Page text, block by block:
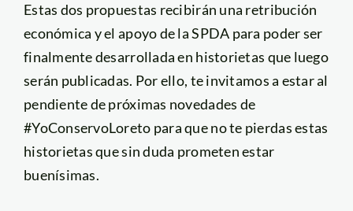
Estas dos propuestas recibirán una retribución
económica y el apoyo de la SPDA para poder ser
finalmente desarrollada en historietas que luego
serán publicadas. Por ello, te invitamos a estar al
pendiente de próximas novedades de
#YoConservoLoreto para que no te pierdas estas
historietas que sin duda prometen estar
buenísimas.